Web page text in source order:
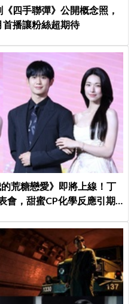
四手聯彈》公開概念照，
播讓粉絲超期待
荒糖戀愛》即將上線！丁
會，甜蜜CP化學反應引期